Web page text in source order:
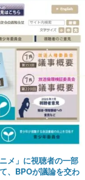
メ」に視聴者の一部
、BPOが議論を交わ